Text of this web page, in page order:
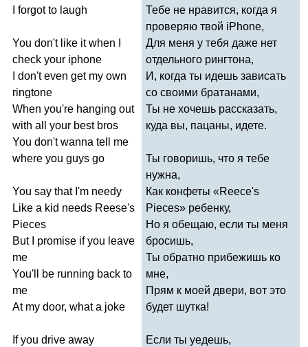
forgot to laugh
You don't like it when
check your iphone
don't even get my own
ringtone
When you're hanging out
with all your best bros
You don't wanna tell
me
where you guys go
You say that I'm needy
Like a kid needs Reese's
Pieces
But
promise if you leave
me
You'll
be running back to
me
At my door, what a joke
If you drive away
Тебе не нравится, когда я
проверяю твой iPhone,
Для меня у тебя даже нет
отдельного рингтона,
И, когда ты идешь зависать
со своими братанами,
Ты не хочешь рассказать,
куда вы, пацаны, идете.
Ты говоришь, что я тебе
нужна,
Как конфеты «Reece's
Pieces» ребенку,
Но я обещаю, если ты меня
бросишь,
Ты обратно прибежишь ко
мне,
Прям к моей двери, вот это
будет шутка!
Если ты уедешь,